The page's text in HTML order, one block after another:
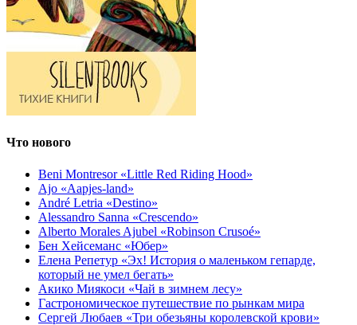
Что нового
Beni Montresor «Little Red Riding Hood»
Ajo «Aapjes-land»
André Letria «Destino»
Alessandro Sanna «Crescendo»
Alberto Morales Ajubel «Robinson Crusoé»
Бен Хейсеманс «Юбер»
Елена Репетур «Эх! История о маленьком гепарде,
который не умел бегать»
Акико Миякоси «Чай в зимнем лесу»
Гастрономическое путешествие по рынкам мира
Сергей Любаев «Три обезьяны королевской крови»